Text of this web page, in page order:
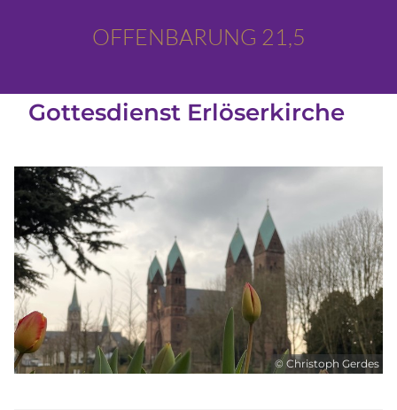
OFFENBARUNG 21,5
Gottesdienst Erlöserkirche
© Christoph Gerdes